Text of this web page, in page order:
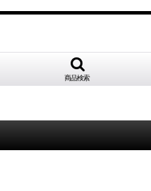
商品検索